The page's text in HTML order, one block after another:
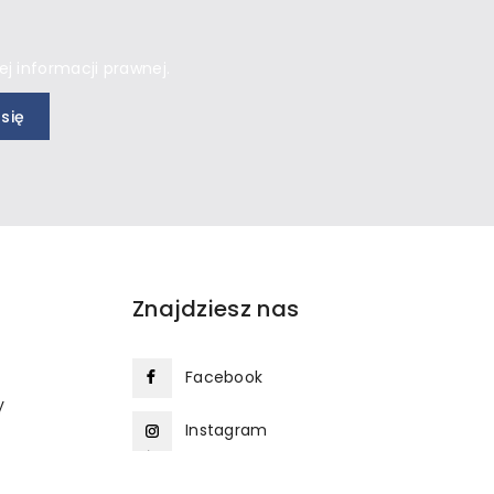
Znajdziesz nas
Facebook
Instagram